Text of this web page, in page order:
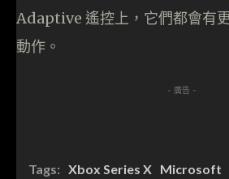
Adaptive 遙控上，它們都會有
動作。
- 廣告 -
Tags: Xbox Series X Microsoft